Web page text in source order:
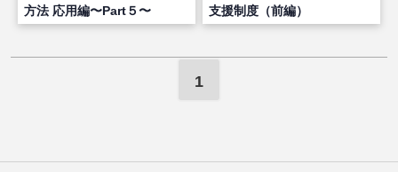
方法 応用編〜Part５〜
支援制度（前編）
1